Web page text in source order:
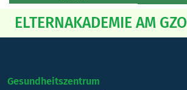
ELTERNAKADEMIE AM GZO
Gesundheitszentrum